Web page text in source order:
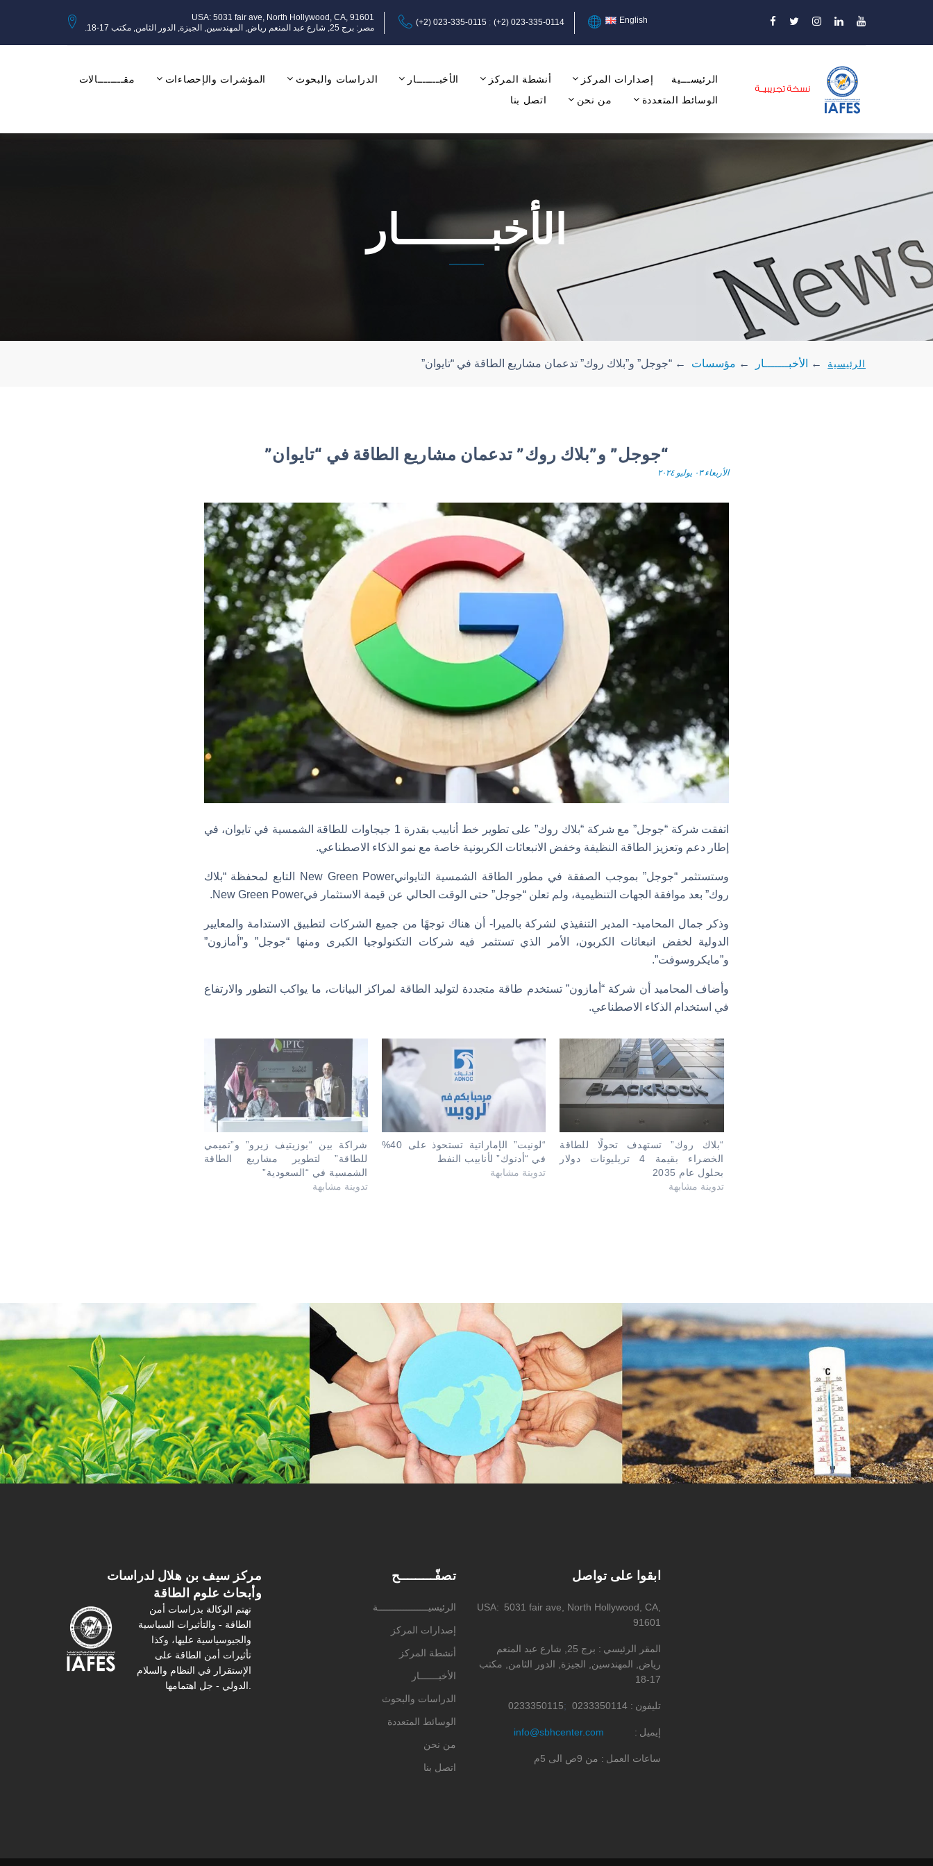
USA: 5031 fair ave, North Hollywood, CA, 91601
مصر: برج 25, شارع عبد المنعم رياض, المهندسين, الجيزة, الدور الثامن, مكتب 17-18.
(+2) 023-335-0115 (+2) 023-335-0114 English
الرئيســـية إصدارات المركز أنشطة المركز الأخبـــــــار الدراسات والبحوث المؤشرات والإحصاءات
مقــــــــالات
الوسائط المتعددة
من نحن اتصل بنا
الأخبـــــــار
الرئيسية ← الأخبـــــــار ← مؤسسات ← “جوجل” و”بلاك روك” تدعمان مشاريع الطاقة في “تايوان”
“جوجل” و”بلاك روك” تدعمان مشاريع الطاقة في “تايوان”
الأربعاء ٠٣ يوليو ٢٠٢٤
اتفقت شركة “جوجل” مع شركة “بلاك روك” على تطوير خط أنابيب بقدرة 1 جيجاوات للطاقة الشمسية في تايوان، في
إطار دعم وتعزيز الطاقة النظيفة وخفض الانبعاثات الكربونية خاصة مع نمو الذكاء الاصطناعي.
وستستثمر “جوجل” بموجب الصفقة في مطور الطاقة الشمسية التايوانيNew Green Power التابع لمحفظة “بلاك
روك” بعد موافقة الجهات التنظيمية، ولم تعلن “جوجل” حتى الوقت الحالي عن قيمة الاستثمار فيNew Green Power.
وذكر جمال المحاميد- المدير التنفيذي لشركة بالميرا- أن هناك توجهًا من جميع الشركات لتطبيق الاستدامة والمعايير
الدولية لخفض انبعاثات الكربون، الأمر الذي تستثمر فيه شركات التكنولوجيا الكبرى ومنها “جوجل” و”أمازون”
و”مايكروسوفت”.
وأضاف المحاميد أن شركة “أمازون” تستخدم طاقة متجددة لتوليد الطاقة لمراكز البيانات، ما يواكب التطور والارتفاع
في استخدام الذكاء الاصطناعي.
شراكة بين “بوزيتيف زيرو” و”تميمي
للطاقة” لتطوير مشاريع الطاقة
الشمسية في “السعودية”
تدوينة مشابهة
“لونيت” الإماراتية تستحوذ على 40%
في “أدنوك” لأنابيب النفط
تدوينة مشابهة
“بلاك روك” تستهدف تحولًا للطاقة
الخضراء بقيمة 4 تريليونات دولار
بحلول عام 2035
تدوينة مشابهة
مركز سیف بن هلال لدراسات
وأبحاث علوم الطاقة
تهتم الوكالة بدراسات أمن
الطاقة - والتأثیرات السیاسیة
والجیوسیاسیة عليها، وكذا
تأثیرات أمن الطاقة على
الإستقرار في النظام والسلام
تصفّـــــــــح
الرئيسيــــــــــــــــــة
إصدارات المركز
أنشطة المركز
الأخبـــــــار
الدراسات والبحوث
الوسائط المتعددة
من نحن
اتصل بنا
ابقوا على تواصل
USA
5031 fair ave, North Hollywood, CA,
91601
المقر الرئيسي
برج 25, شارع عبد المنعم
رياض, المهندسين, الجيزة, الدور الثامن, مكتب
17-18
تليفون 0233350114
0233350115
إيميل info@sbhcenter.com
ساعات العمل من 9ص الى 5م